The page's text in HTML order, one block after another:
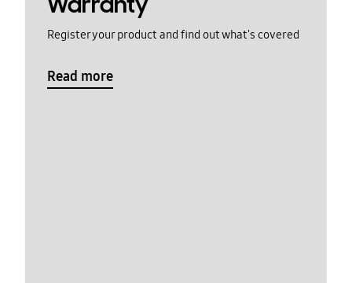
Register your product and find out what's covered
Read more